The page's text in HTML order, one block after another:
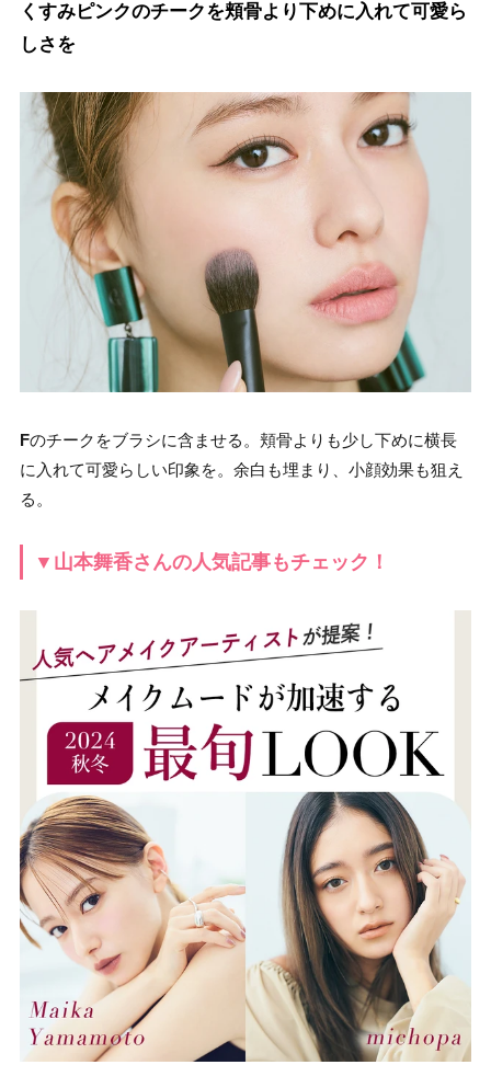
くすみピンクのチークを頬骨より下めに入れて可愛ら
しさを
Fのチークをブラシに含ませる。頬骨よりも少し下めに横長
に入れて可愛らしい印象を。余白も埋まり、小顔効果も狙え
る。
▼山本舞香さんの人気記事もチェック！